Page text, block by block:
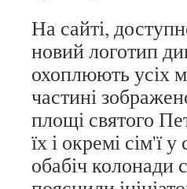
На сайті,
новий логотип
охоплюють усіх
частині
площі святого
їх і окремі сім'ї
обабіч колонади